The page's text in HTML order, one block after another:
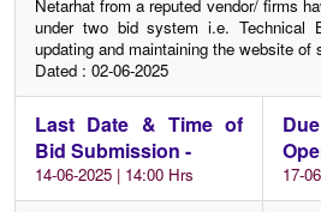
Netarhat from a reputed vendor/ firms
under two bid system i.e. Technical
updating and maintaining the website of
Dated : 02-06-2025
Last Date & Time of
Bid Submission -
14-06-2025 | 14:00 Hrs 17-